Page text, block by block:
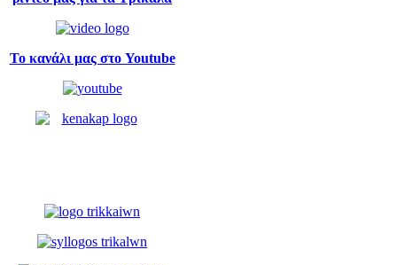
Το κανάλι μας στο Youtube